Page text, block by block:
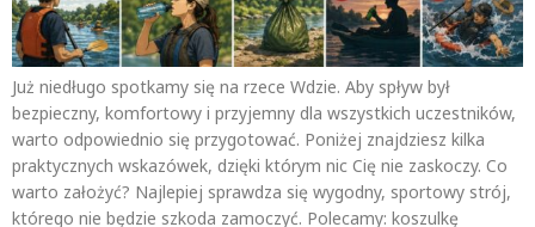
Już niedługo spotkamy się na rzece Wdzie. Aby spływ był
bezpieczny, komfortowy i przyjemny dla wszystkich uczestników,
warto odpowiednio się przygotować. Poniżej znajdziesz kilka
praktycznych wskazówek, dzięki którym nic Cię nie zaskoczy. Co
warto założyć? Najlepiej sprawdza się wygodny, sportowy strój,
którego nie będzie szkoda zamoczyć. Polecamy: koszulkę